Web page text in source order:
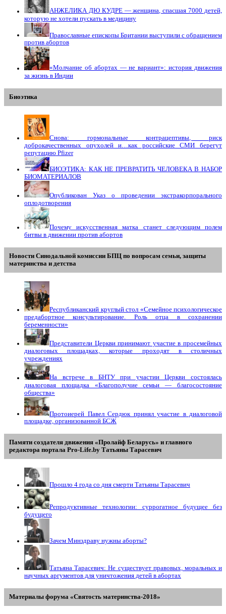
АНЖЕЛИКА ДЮ КУДРЕ — женщина, спасшая 7000 детей,
которую не хотели пускать в медицину
Православные епископы Британии выступили с обращением
против абортов
«Молчание об абортах — не вариант»: история движения
за жизнь в Индии
Биоэтика
Снова: гормональные контрацептивы, риск
доброкачественных опухолей и…как российские СМИ берегут
репутацию Pfizer
БИОЭТИКА: КАК НЕ ПРЕВРАТИТЬ ЧЕЛОВЕКА В НАБОР
БИОМАТЕРИАЛОВ
Опубликован Указ о проведении экстракорпорального
оплодотворения
Почему искусственная матка станет следующим полем
битвы в движении против абортов
Новости Синодальной комиссии БПЦ по вопросам семьи, защиты
материнства и детства
Республиканский круглый стол «Семейное психологическое
предабортное консультирование. Роль отца в сохранении
беременности»
Представители Церкви принимают участие в просемейных
диалоговых площадках, которые проходят в столичных
учреждениях
На встрече в БНТУ при участии Церкви состоялась
диалоговая площадка «Благополучие семьи — благосостояние
общества»
Протоиерей Павел Сердюк принял участие в диалоговой
площадке, организованной БСЖ
Памяти создателя движения «Пролайф Беларусь» и главного
редактора портала Pro-Life.by Tатьяны Tарасевич
Прошло 4 года со дня смерти Татьяны Тарасевич
Репродуктивные технологии: суррогатное будущее без
будущего
Зачем Минздраву нужны аборты?
Татьяна Тарасевич: Не существует правовых, моральных и
научных аргументов для уничтожения детей в абортах
Материалы форума «Святость материнства-2018»